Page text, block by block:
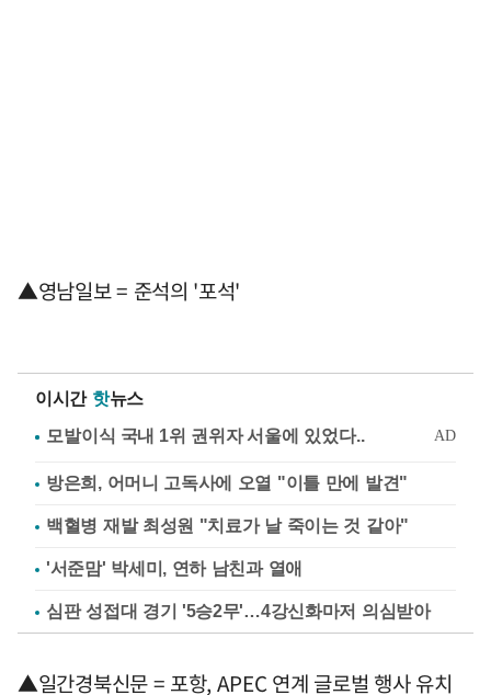
▲영남일보 = 준석의 '포석'
이시간 핫뉴스
방은희, 어머니 고독사에 오열 "이틀 만에 발견"
백혈병 재발 최성원 "치료가 날 죽이는 것 같아"
'서준맘' 박세미, 연하 남친과 열애
심판 성접대 경기 '5승2무'…4강신화마저 의심받아
▲일간경북신문 = 포항, APEC 연계 글로벌 행사 유치